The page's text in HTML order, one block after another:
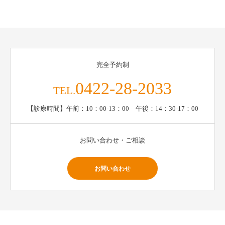
完全予約制
TEL.0422-28-2033
【診療時間】午前：10：00-13：00 午後：14：30-17：00
お問い合わせ・ご相談
お問い合わせ